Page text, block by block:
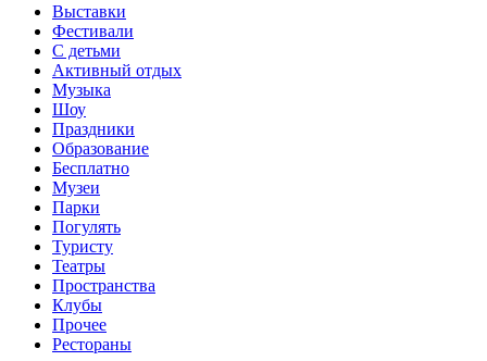
Выставки
Фестивали
С детьми
Активный отдых
Музыка
Шоу
Праздники
Образование
Бесплатно
Музеи
Парки
Погулять
Туристу
Театры
Пространства
Клубы
Прочее
Рестораны